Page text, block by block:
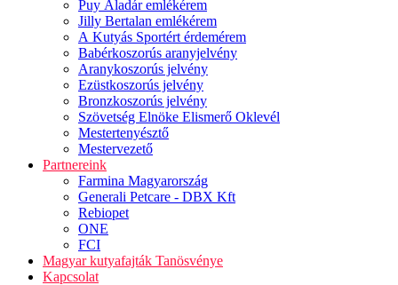
Puy Aladár emlékérem
Jilly Bertalan emlékérem
A Kutyás Sportért érdemérem
Babérkoszorús aranyjelvény
Aranykoszorús jelvény
Ezüstkoszorús jelvény
Bronzkoszorús jelvény
Szövetség Elnöke Elismerő Oklevél
Mestertenyésztő
Mestervezető
Partnereink
Farmina Magyarország
Generali Petcare - DBX Kft
Rebiopet
ONE
FCI
Magyar kutyafajták Tanösvénye
Kapcsolat